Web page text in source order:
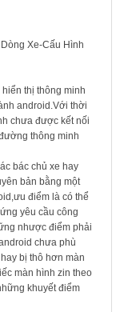
Xe-Cấu Hình
thị thông minh
android.Với thời
chưa được kết nối
thông minh
bác chủ xe hay
bản bằng một
điểm là có thể
yêu cầu công
nhược điểm phải
chưa phù
bị thô hơn màn
màn hình zin theo
khuyết điểm